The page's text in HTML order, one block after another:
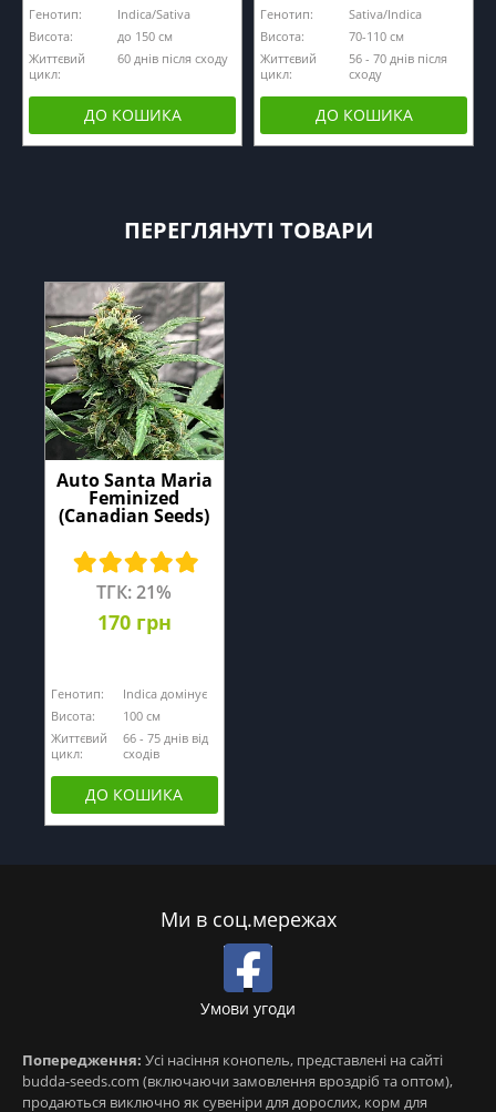
Генотип:
Indica/Sativa
Висота:
до 150 см
Життєвий
цикл:
60 днів після сходу
ДО КОШИКА
Генотип:
Sativa/Indica
Висота:
70-110 см
Життєвий
цикл:
56 - 70 днів після
сходу
ДО КОШИКА
ПЕРЕГЛЯНУТІ ТОВАРИ
Auto Santa Maria
Feminized
(Canadian Seeds)
ТГК: 21%
170 грн
Генотип:
Indica домінує
Висота:
100 cм
Життєвий
цикл:
66 - 75 днів від
сходів
ДО КОШИКА
Ми в соц.мережах
Умови угоди
Попередження: Усі насіння конопель, представлені на сайті
budda-seeds.com (включаючи замовлення вроздріб та оптом),
продаються виключно як сувеніри для дорослих, корм для